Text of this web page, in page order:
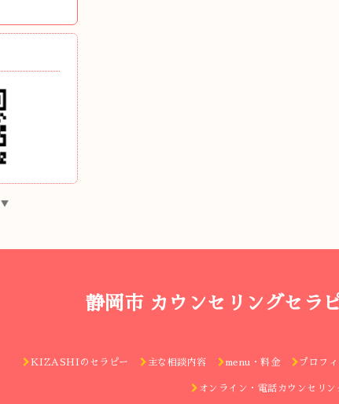
▼
静岡市 カウンセリングセラ
KIZASHIのセラピー 主な相談内容 menu・料金 プロフ
オンライン・電話カウンセリン